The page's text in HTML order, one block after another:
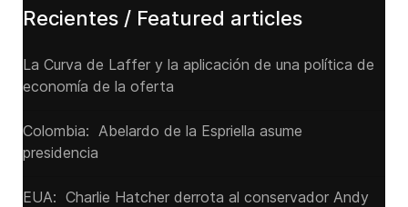
Recientes / Featured articles
La Curva de Laffer y la aplicación de una política de
economía de la oferta
Colombia: Abelardo de la Espriella asume
presidencia
EUA: Charlie Hatcher derrota al conservador Andy